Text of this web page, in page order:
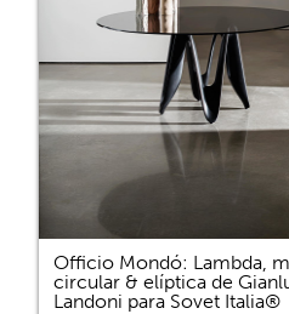
Officio Mondó: Lambda,
circular & elíptica de
Landoni para Sovet Italia®